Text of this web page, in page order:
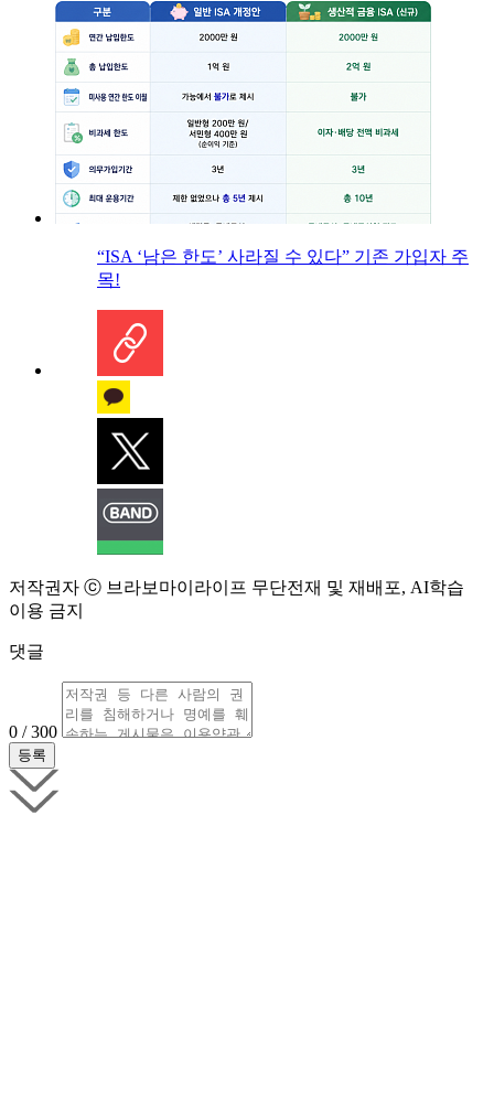
“ISA ‘남은 한도’ 사라질 수 있다” 기존 가입자 주
목!
저작권자 ⓒ 브라보마이라이프 무단전재 및 재배포, AI학습
이용 금지
댓글
0 / 300